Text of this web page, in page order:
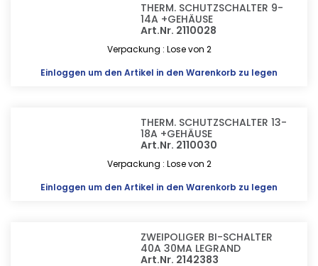
THERM. SCHUTZSCHALTER 9-
14A +GEHÄUSE
Art.Nr. 2110028
Verpackung : Lose von 2
Einloggen um den Artikel in den Warenkorb zu legen
THERM. SCHUTZSCHALTER 13-
18A +GEHÄUSE
Art.Nr. 2110030
Verpackung : Lose von 2
Einloggen um den Artikel in den Warenkorb zu legen
ZWEIPOLIGER BI-SCHALTER
40A 30MA LEGRAND
Art.Nr. 2142383